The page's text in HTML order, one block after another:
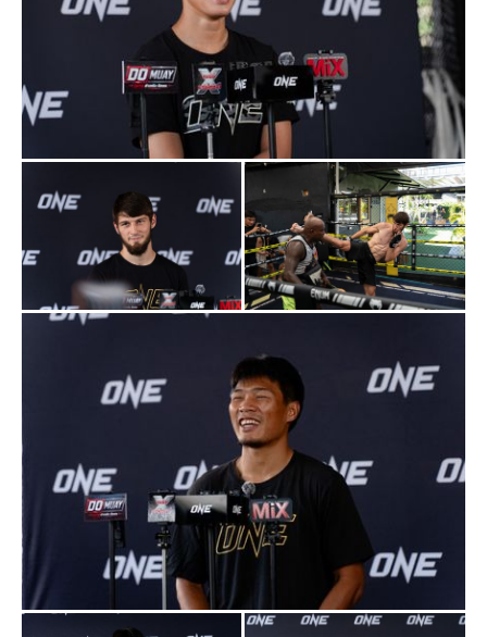
“หนูยังตอบไม่ได้ว่าไฟต์นี้รูปเกมจะออกมาแบบไหน เพราะ
ทุกอย่างต้องไปดูบนเวทีอีกที แต่สิ่งที่หนูมั่นใจคือความพร้อม
ทั้งร่างกายและสภาพจิตใจ ถ้ามีจังหวะก็อยากปิดเกมให้ได้
แต่ก็ยอมรับว่าไม่ใช่เรื่องง่าย เพราะ อัลลิเซียแข็งแกร่งมาก
มองว่ามีโอกาสสูงที่สู้กันครบ 5 ยกค่ะ”